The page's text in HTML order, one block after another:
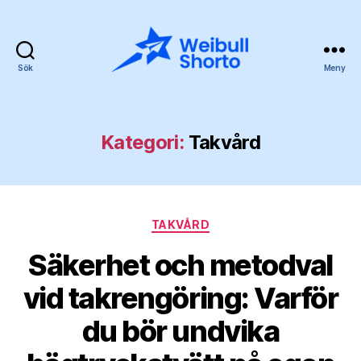
Sök Meny
Kategori: Takvård
Kategorier
TAKVÅRD
Säkerhet och metodval
vid takrengöring: Varför
du bör undvika